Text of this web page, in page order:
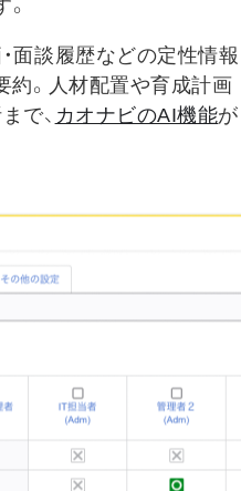
面談履歴などの定性情報
約。人材配置や育成計画
で、 カオナビのAI機能が